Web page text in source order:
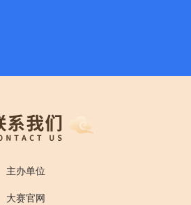
主办单位
大赛官网